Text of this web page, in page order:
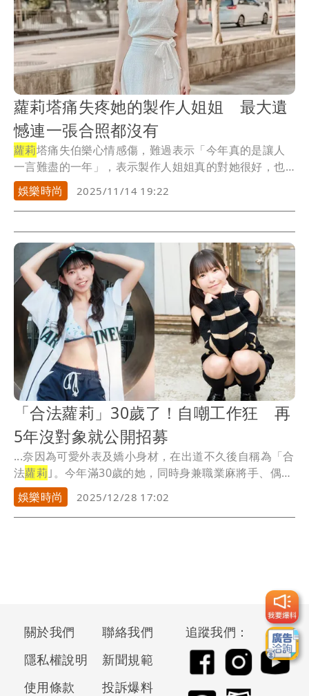
蘿莉塔痛失疼她的製作人姐姐 最大遺
憾連一張合照都沒有
蘿莉塔痛失伯樂心情感傷，難過表示「今年真的是讓人
一言難盡的一年」，表示製作人姐姐真的對她很好，也
給了...
娛樂時尚 2025/11/14 19:22
「合法蘿莉」30歲了！自嘲工作狂 再
5年沒對象就公開招募
...奈因為可愛外表及嬌小身材，在出道不久後自稱為「合
法蘿莉 ｣。今年滿30歲的她，同時身兼職業麻將手、偶
像...
娛樂時尚 2025/12/28 17:02
關於我們
聯絡我們
隱私權說明
新聞規範
使用條款
投訴爆料
追蹤我們：